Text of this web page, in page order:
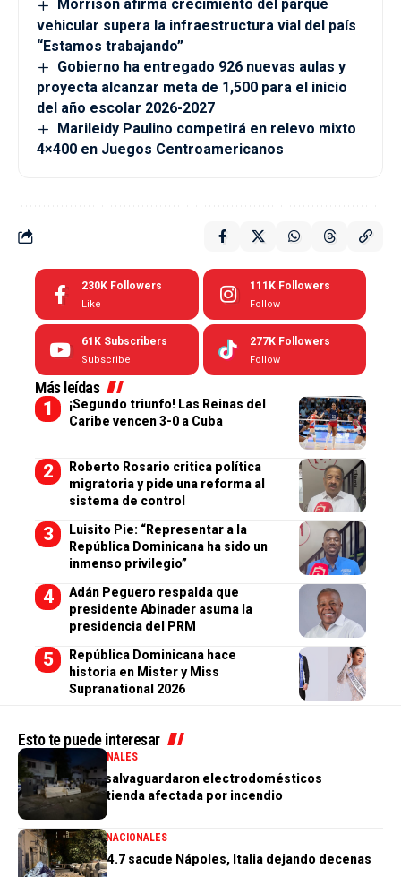
Morrison afirma crecimiento del parque
vehicular supera la infraestructura vial del país
“Estamos trabajando”
Gobierno ha entregado 926 nuevas aulas y
proyecta alcanzar meta de 1,500 para el inicio
del año escolar 2026-2027
Marileidy Paulino competirá en relevo mixto
4×400 en Juegos Centroamericanos
230K Followers
Like
111K Followers
Follow
61K Subscribers
Subscribe
277K Followers
Follow
Más leídas
¡Segundo triunfo! Las Reinas del
Caribe vencen 3-0 a Cuba
Roberto Rosario critica política
migratoria y pide una reforma al
sistema de control
Luisito Pie: “Representar a la
República Dominicana ha sido un
inmenso privilegio”
Adán Peguero respalda que
presidente Abinader asuma la
presidencia del PRM
República Dominicana hace
historia en Mister y Miss
Supranational 2026
Esto te puede interesar
GENERALES NACIONALES
PN aclara que salvaguardaron electrodomésticos
sustraídos de tienda afectada por incendio
GENERALESINTERNACIONALES
Terremoto de 4.7 sacude Nápoles, Italia dejando decenas